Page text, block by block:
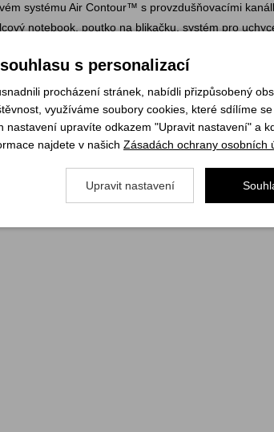
systému Air Contour™ s provzdušňovacími
notebook, poutko na blikačku, systém pro
jeho univerzalitu - město, příroda, cestování. Je to
s personalizací
procházení stránek, nabídli přizpůsobený
využíváme soubory cookies, které sdílíme
nastavení upravíte odkazem "Upravit nastavení" a
najdete v našich Zásadách ochrany osobních
Upravit nastavení